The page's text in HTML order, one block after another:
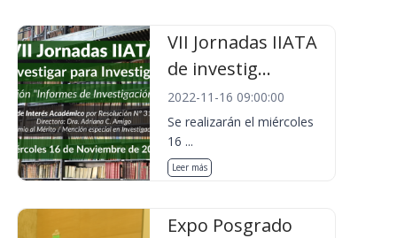
VII Jornadas IIATA
de investig...
2022-11-16 09:00:00
Se realizarán el miércoles
16 ...
Leer más
Expo Posgrado